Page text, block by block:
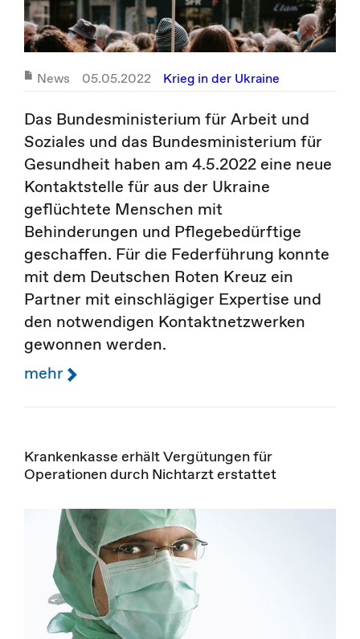
News 05.05.2022 Krieg in der Ukraine
Das Bundesministerium für Arbeit und
Soziales und das Bundesministerium für
Gesundheit haben am 4.5.2022 eine neue
Kontaktstelle für aus der Ukraine
geflüchtete Menschen mit
Behinderungen und Pflegebedürftige
geschaffen. Für die Federführung konnte
mit dem Deutschen Roten Kreuz ein
Partner mit einschlägiger Expertise und
den notwendigen Kontaktnetzwerken
gewonnen werden.
mehr
Krankenkasse erhält Vergütungen für
Operationen durch Nichtarzt erstattet